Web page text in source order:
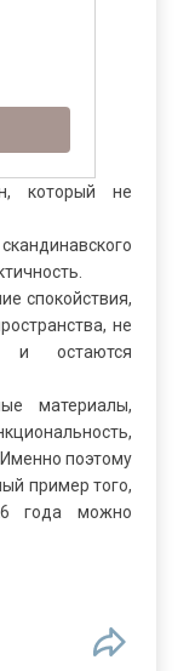
который не
спокойствия,
не
и остаются
материалы,
поэтому
пример того,
года можно